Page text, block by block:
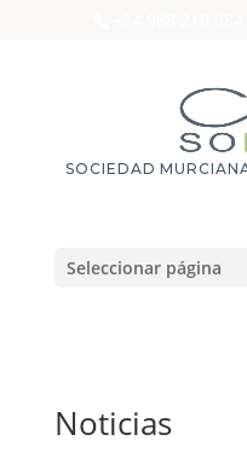
SOCIEDAD
Seleccionar página
Noticias